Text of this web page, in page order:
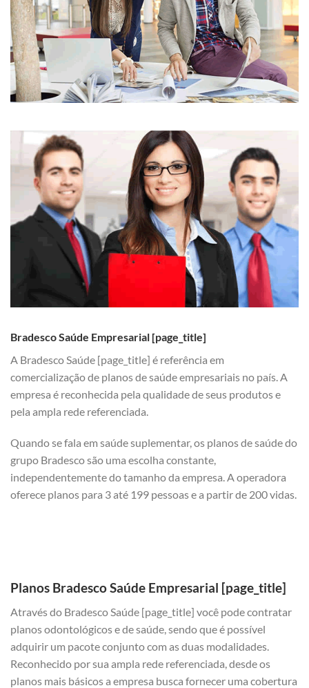
Bradesco Saúde Empresarial [page_title]
A Bradesco Saúde [page_title] é referência em
comercialização de planos de saúde empresariais no país. A
empresa é reconhecida pela qualidade de seus produtos e
pela ampla rede referenciada.
Quando se fala em saúde suplementar, os planos de saúde do
grupo Bradesco são uma escolha constante,
independentemente do tamanho da empresa. A operadora
oferece planos para 3 até 199 pessoas e a partir de 200 vidas.
Planos Bradesco Saúde Empresarial [page_title]
Através do Bradesco Saúde [page_title] você pode contratar
planos odontológicos e de saúde, sendo que é possível
adquirir um pacote conjunto com as duas modalidades.
Reconhecido por sua ampla rede referenciada, desde os
planos mais básicos a empresa busca fornecer uma cobertura